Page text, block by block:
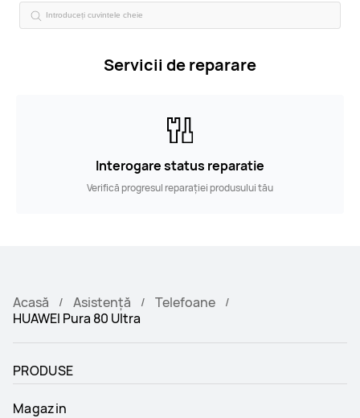
Servicii de reparare
Interogare status reparatie
Verifică progresul reparației produsului tău
Acasă Asistență
Telefoane
HUAWEI Pura 80 Ultra
PRODUSE
Magazin